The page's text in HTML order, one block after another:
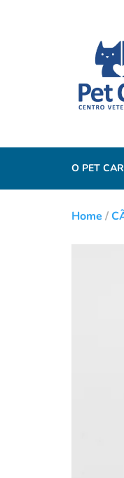
O PET
Home /